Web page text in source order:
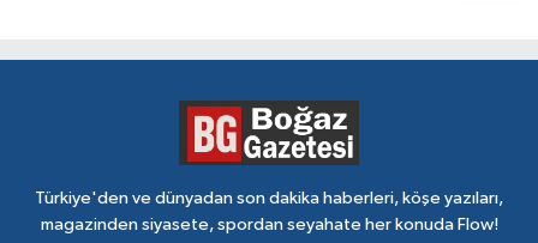
Türkiye'den ve dünyadan son dakika haberleri, köşe yazıları,
magazinden siyasete, spordan seyahate her konuda Flow!